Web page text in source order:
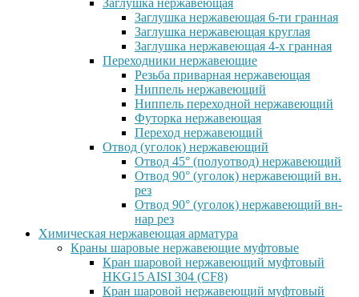
Заглушка нержавеющая
Заглушка нержавеющая 6-ти гранная
Заглушка нержавеющая круглая
Заглушка нержавеющая 4-х гранная
Переходники нержавеющие
Резьба приварная нержавеющая
Ниппель нержавеющий
Ниппель переходной нержавеющий
Футорка нержавеющая
Переход нержавеющий
Отвод (уголок) нержавеющий
Отвод 45° (полуотвод) нержавеющий
Отвод 90° (уголок) нержавеющий вн.
рез
Отвод 90° (уголок) нержавеющий вн-
нар рез
Химическая нержавеющая арматура
Краны шаровые нержавеющие муфтовые
Кран шаровой нержавеющий муфтовый
HKG15 AISI 304 (CF8)
Кран шаровой нержавеющий муфтовый